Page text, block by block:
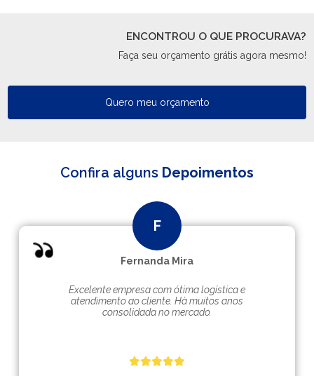
ENCONTROU O QUE PROCURAVA?
Faça seu orçamento grátis agora mesmo!
Quero meu orçamento
Confira alguns Depoimentos
Fernanda Mira
Excelente empresa com ótima logística e
atendimento ao cliente. Hà muitos anos
consolidada no mercado.